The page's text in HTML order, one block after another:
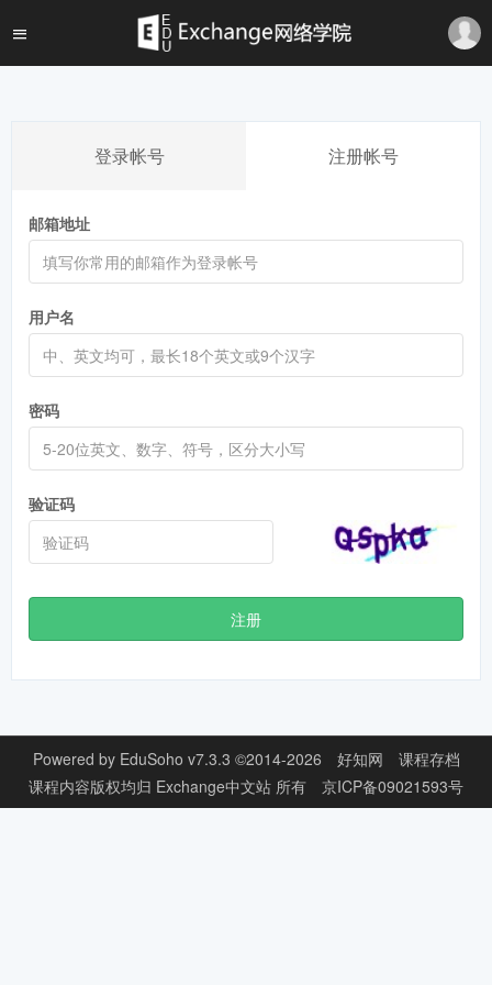
登录帐号 注册帐号
邮箱地址
用户名
密码
验证码
注册
Powered by EduSoho v7.3.3 ©2014-2026 好知网
课程存档
课程内容版权均归 Exchange中文站 所有 京ICP备09021593号